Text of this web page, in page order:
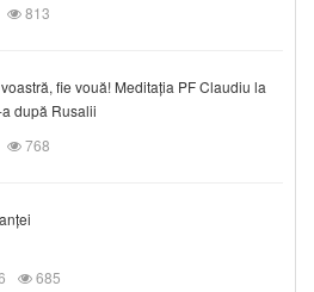
813
fie vouă! Meditația PF Claudiu la
după Rusalii
768
685